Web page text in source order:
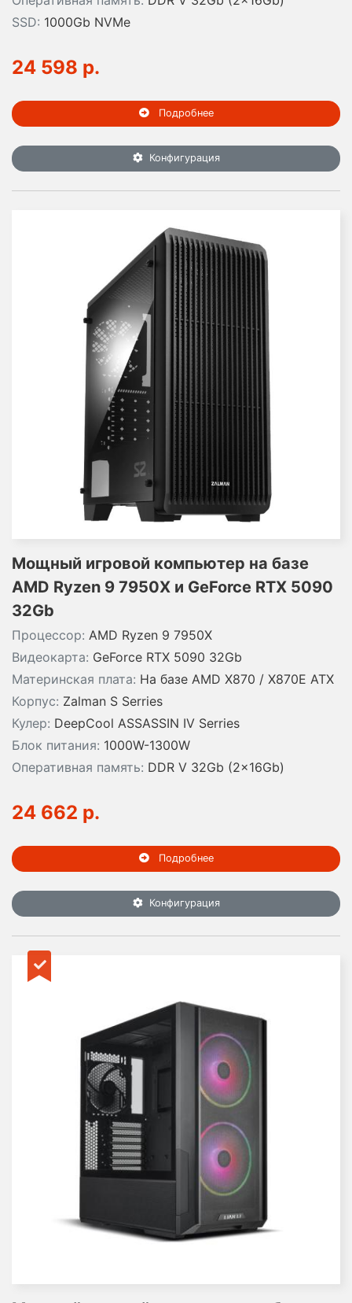
SSD: 1000Gb NVMe
24 598 р.
Подробнее
Конфигурация
Мощный игровой компьютер на базе
AMD Ryzen 9 7950X и GeForce RTX 5090
32Gb
Процессор: AMD Ryzen 9 7950X
Видеокарта: GeForce RTX 5090 32Gb
Материнская плата: На базе AMD X870 / X870E ATX
Корпус: Zalman S Serries
Кулер: DeepCool ASSASSIN IV Serries
Блок питания: 1000W-1300W
Оперативная память: DDR V 32Gb (2x16Gb)
24 662 р.
Подробнее
Конфигурация